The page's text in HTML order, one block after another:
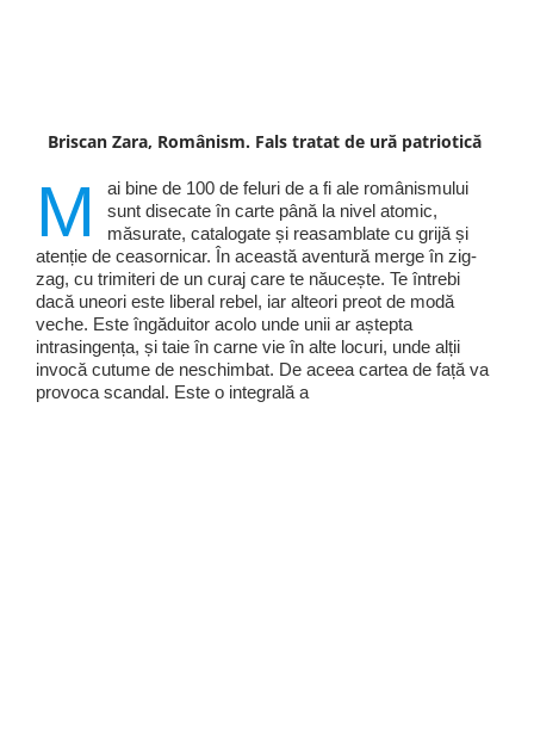
Briscan Zara, Românism. Fals tratat de ură patriotică
M
ai bine de 100 de feluri de a fi ale românismului
sunt disecate în carte până la nivel atomic,
măsurate, catalogate și reasamblate cu grijă și
atenție de ceasornicar. În această aventură merge în zig-
zag, cu trimiteri de un curaj care te năucește. Te întrebi
dacă uneori este liberal rebel, iar alteori preot de modă
veche. Este îngăduitor acolo unde unii ar aștepta
intrasingența, și taie în carne vie în alte locuri, unde alții
invocă cutume de neschimbat. De aceea cartea de față va
provoca scandal. Este o integrală a